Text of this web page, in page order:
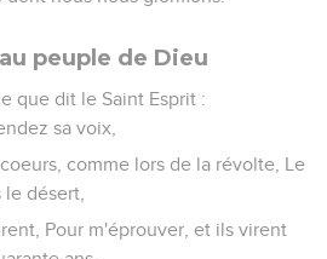
peuple de Dieu
que dit le Saint Esprit :
sa voix,
comme lors de la révolte, Le
désert,
Pour m'éprouver, et ils virent